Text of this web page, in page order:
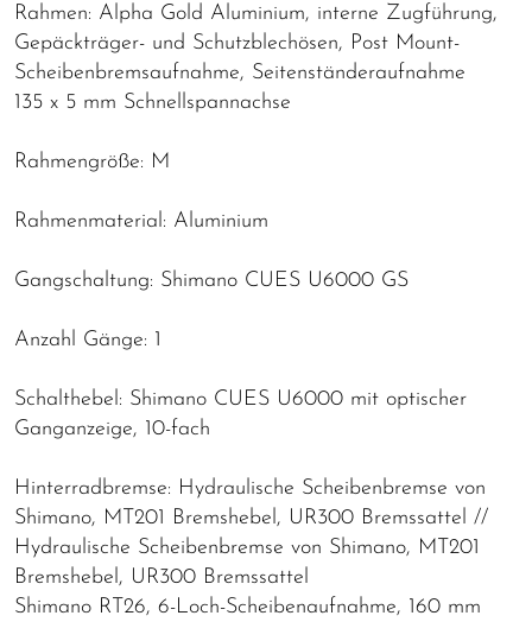
Rahmen: Alpha Gold Aluminium, interne Zugführung,
Gepäckträger- und Schutzblechösen, Post Mount-
Scheibenbremsaufnahme, Seitenständeraufnahme
135 x 5 mm Schnellspannachse
Rahmengröße: M
Rahmenmaterial: Aluminium
Gangschaltung: Shimano CUES U6000 GS
Anzahl Gänge: 1
Schalthebel: Shimano CUES U6000 mit optischer
Ganganzeige, 10-fach
Hinterradbremse: Hydraulische Scheibenbremse von
Shimano, MT201 Bremshebel, UR300 Bremssattel //
Hydraulische Scheibenbremse von Shimano, MT201
Bremshebel, UR300 Bremssattel
Shimano RT26, 6-Loch-Scheibenaufnahme, 160 mm